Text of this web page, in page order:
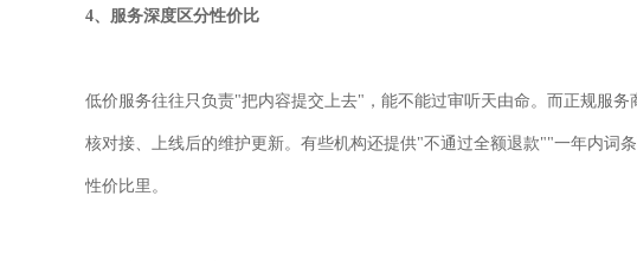
4、服务深度区分性价比
低价服务往往只负责"把内容提交上去" ，能不能过审听天由命。而正规服
核对接、上线后的维护更新。有些机构还提供"不通过全额退款""一年内词
性价比里。